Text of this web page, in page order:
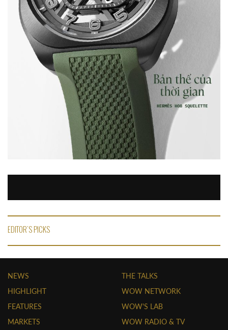
EDITOR'S PICKS
NEWS
HIGHLIGHT
FEATURES
MARKETS
THE TALKS
WOW NETWORK
WOW'S LAB
WOW RADIO & TV